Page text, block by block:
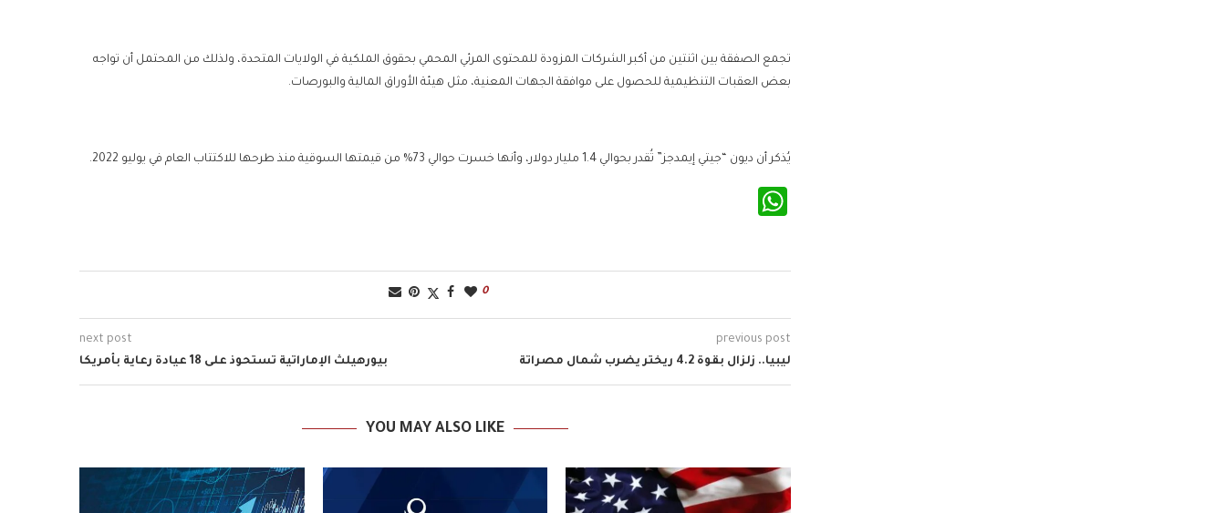
تجمع الصفقة بين اثنتين من أكبر الشركات المزودة للمحتوى المرئي المحمي بحقوق الملكية في الولايات المتحدة، ولذلك من المحتمل أن تواجه
بعض العقبات التنظيمية للحصول على موافقة الجهات المعنية، مثل هيئة الأوراق المالية والبورصات.
يُذكر أن ديون “جيتي إيمدجز” تُقدر بحوالي 1.4 مليار دولار، وأنها خسرت حوالي 73% من قيمتها السوقية منذ طرحها للاكتتاب العام في يوليو 2022.
0
previous post
ليبيا.. زلزال بقوة 4.2 ريختر يضرب شمال مصراتة
next post
بيورهيلث الإماراتية تستحوذ على 18 عيادة رعاية بأمريكا
YOU MAY ALSO LIKE